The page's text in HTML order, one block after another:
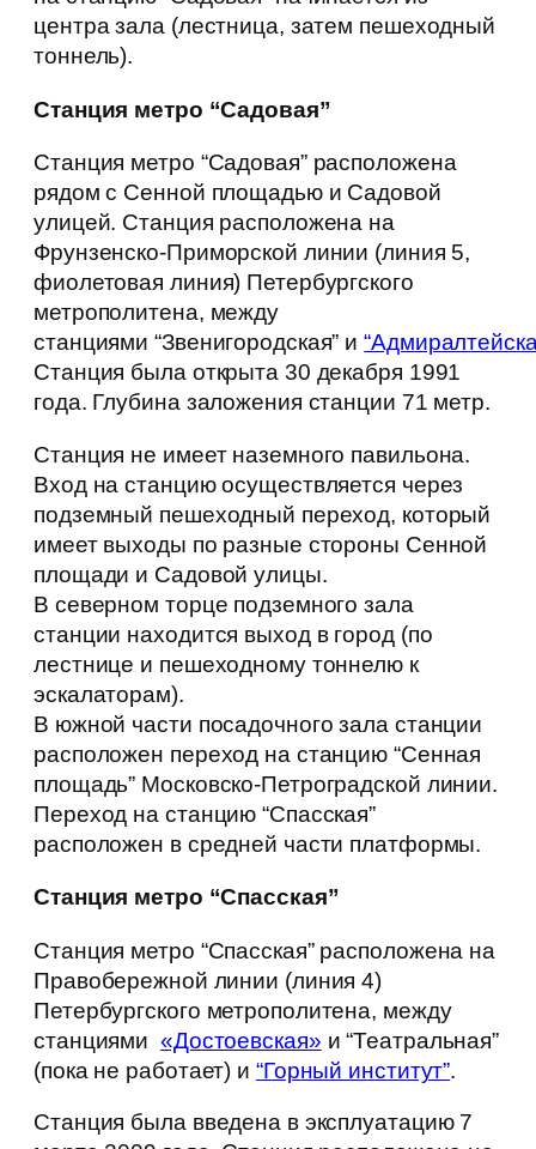
центра зала (лестница, затем пешеходный
тоннель).
Станция метро “Садовая”
Станция метро “Садовая” расположена
рядом с Сенной площадью и Садовой
улицей. Станция расположена на
Фрунзенско-Приморской линии (линия 5,
фиолетовая линия) Петербургского
метрополитена, между
станциями “Звенигородская” и
Станция была открыта 30 декабря 1991
года. Глубина заложения станции 71 метр.
Станция не имеет наземного павильона.
Вход на станцию осуществляется через
подземный пешеходный переход, который
имеет выходы по разные стороны Сенной
площади и Садовой улицы.
В северном торце подземного зала
станции находится выход в город (по
лестнице и пешеходному тоннелю к
эскалаторам).
В южной части посадочного зала станции
расположен переход на станцию “Сенная
площадь” Московско-Петроградской линии.
Переход на станцию “Спасская”
расположен в средней части платформы.
Станция метро “Спасская”
Станция метро “Спасская” расположена на
Правобережной линии (линия 4)
Петербургского метрополитена, между
станциями «Достоевская» и “Театральная”
(пока не работает) и “Горный институт”.
Станция была введена в эксплуатацию 7